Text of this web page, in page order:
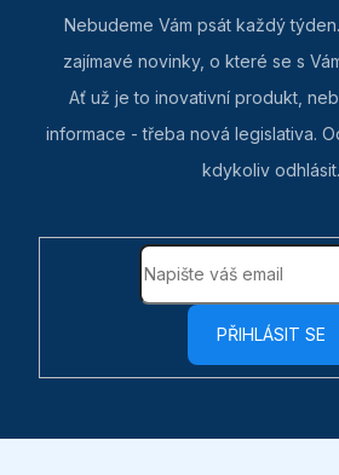
Nebudeme Vám psát každý
zajímavé novinky, o které se s
Ať už je to inovativní produkt,
informace - třeba nová legislativa.
kdykoliv odhlásit.
PŘIHLÁSIT SE